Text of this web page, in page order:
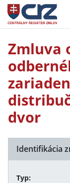
Zmluva
dvor
Identifikácia
Typ: